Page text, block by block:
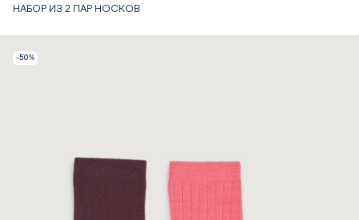
НАБОР ИЗ 2 ПАР НОСКОВ
-50%